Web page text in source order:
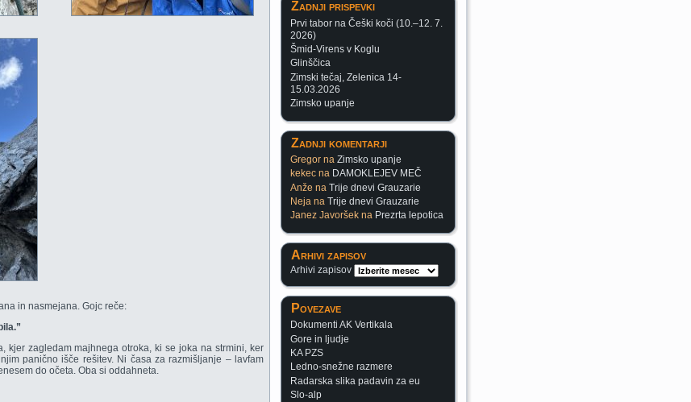
in nasmejana. Gojc reče:
kjer zagledam majhnega otroka, ki se joka na strmini, ker
panično išče rešitev. Ni časa za razmišljanje – lavfam
do očeta. Oba si oddahneta.
Zadnji prispevki
Prvi tabor na Češki koči (10.–12. 7.
2026)
Šmid-Virens v Koglu
Glinščica
Zimski tečaj, Zelenica 14-
15.03.2026
Zimsko upanje
Zadnji komentarji
Gregor na Zimsko upanje
kekec na DAMOKLEJEV MEČ
Anže na Trije dnevi Grauzarie
Neja na Trije dnevi Grauzarie
Janez Javoršek na Prezrta lepotica
Arhivi zapisov
Arhivi zapisov
Povezave
Dokumenti AK Vertikala
Gore in ljudje
KA PZS
Ledno-snežne razmere
Radarska slika padavin za eu
Slo-alp